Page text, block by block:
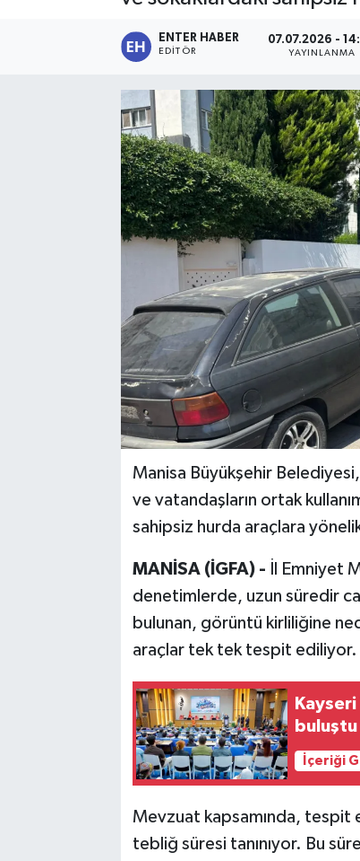
ENTER HABER
EDITÖR
07.07.2026 -
YAYINLANMA
Manisa Büyükşehir
ve vatandaşların ortak
sahipsiz hurda araçlara
MANİSA (İGFA) -
İl Emniyet
denetimlerde, uzun süredir
bulunan, görüntü kirliliğine
araçlar tek tek tespit ediliyor.
Kayseri
buluştu
İçeriği
Mevzuat kapsamında, tespit
tebliğ süresi tanınıyor. Bu
FRAGMANLAR